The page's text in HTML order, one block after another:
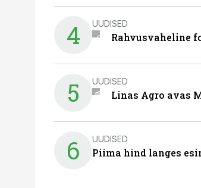
4 UUDISED
Rahvusvaheline
5 UUDISED
Linas Agro avas
6 UUDISED
Piima hind langes